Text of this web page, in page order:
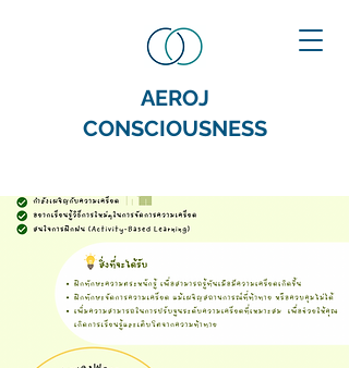
AEROJ
CONSCIOUSNESS